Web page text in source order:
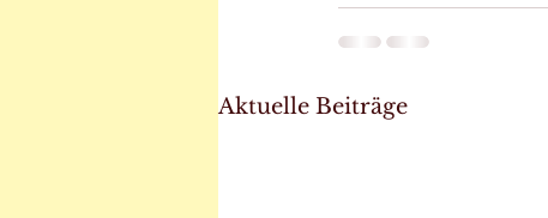
Aktuelle Beiträge